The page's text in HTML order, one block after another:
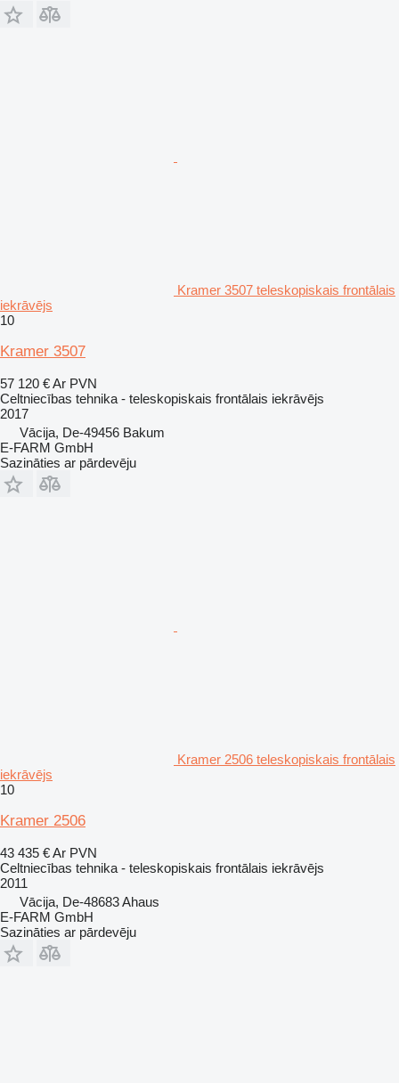
Kramer 3507 teleskopiskais frontālais
iekrāvējs
10
Kramer 3507
57 120 €Ar PVN
Celtniecības tehnika - teleskopiskais frontālais iekrāvējs
2017
Vācija, De-49456 Bakum
E-FARM GmbH
Sazināties ar pārdevēju
Kramer 2506 teleskopiskais frontālais
iekrāvējs
10
Kramer 2506
43 435 €Ar PVN
Celtniecības tehnika - teleskopiskais frontālais iekrāvējs
2011
Vācija, De-48683 Ahaus
E-FARM GmbH
Sazināties ar pārdevēju